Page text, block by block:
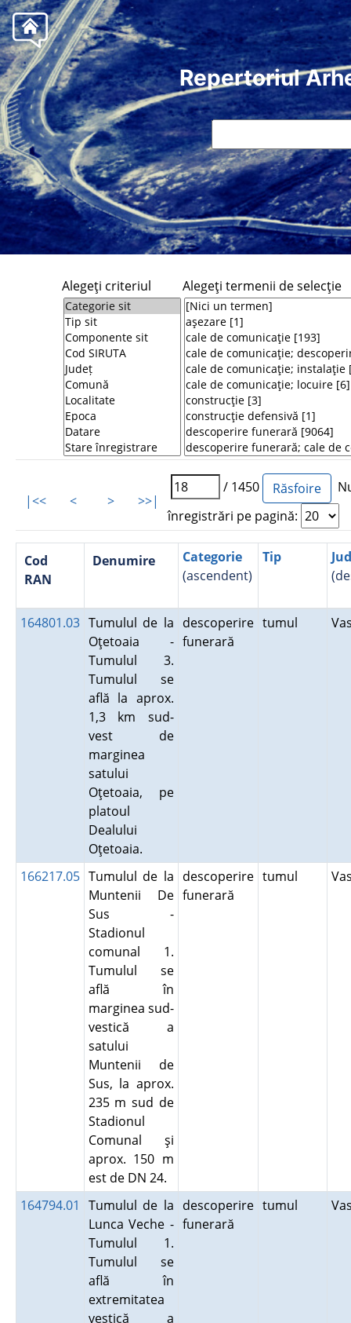
Repertoriul
Alegeţi criteriul Alegeţi termenii de selecţie
|<< < > >>|
/ 1450
înregistrări pe pagină:
Cod
RAN
Denumire
Categorie
(ascendent)
Tip
164801.03 Tumulul de la
Oţetoaia -
Tumulul 3.
Tumulul se
află la aprox.
1,3 km sud-
vest de
marginea
satului
Oţetoaia, pe
platoul
Dealului
Oţetoaia.
descoperire
funerară
tumul
166217.05 Tumulul de la
Muntenii De
Sus -
Stadionul
comunal 1.
Tumulul se
află în
marginea sud-
vestică a
satului
Muntenii de
Sus, la aprox.
235 m sud de
Stadionul
Comunal şi
aprox. 150 m
est de DN 24.
descoperire
funerară
tumul
164794.01
Tumulul de la
Lunca Veche -
Tumulul 1.
Tumulul se
află în
extremitatea
vestică a
descoperire
funerară
tumul